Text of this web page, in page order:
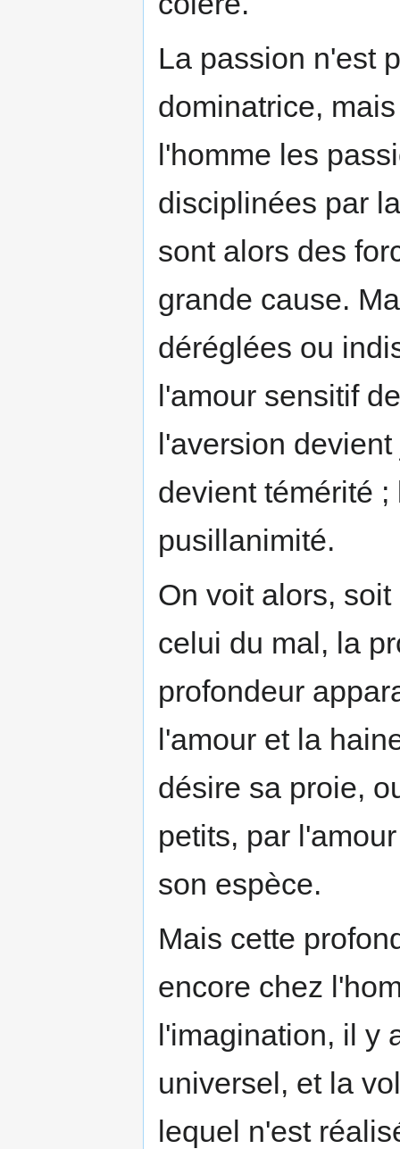
La passion n'est
dominatrice,
l'homme les
disciplinées par
sont alors des
grande cause.
déréglées ou
l'amour sensitif
l'aversion
devient témérité
pusillanimité.
On voit alors,
celui du mal, la
profondeur
l'amour et la
désire sa proie,
petits, par
son espèce.
Mais cette
encore chez
l'imagination, il y
universel, et la
lequel n'est